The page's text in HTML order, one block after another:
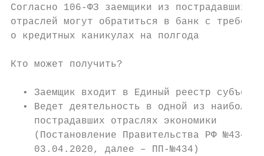
Согласно 106-ФЗ заемщики из пострадавших
отраслей могут обратиться в банк с
о кредитных каникулах на полгода
Кто может получить?
• Заемщик входит в Единый реестр
  • Ведет деятельность в одной из наиболее
    пострадавших отраслях экономики
    (Постановление Правительства РФ №434 от
    03.04.2020, далее – ПП-№434)